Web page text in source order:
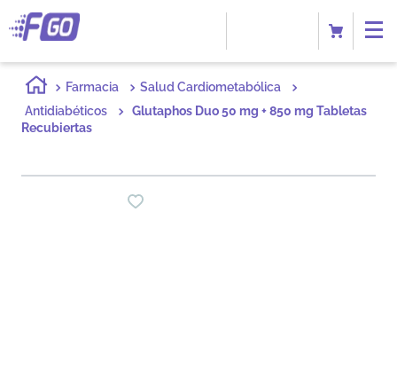
Farmacia
Salud Cardiometabólica
Antidiabéticos
Glutaphos Duo 50 mg + 850 mg Tabletas
Recubiertas